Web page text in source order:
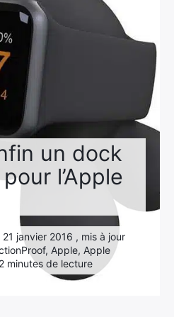
un dock
l’Apple
janvier 2016 , mis à jour
Apple, Apple
minutes de lecture